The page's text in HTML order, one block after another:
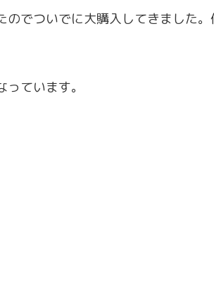
でついでに大購入してきました
ています。